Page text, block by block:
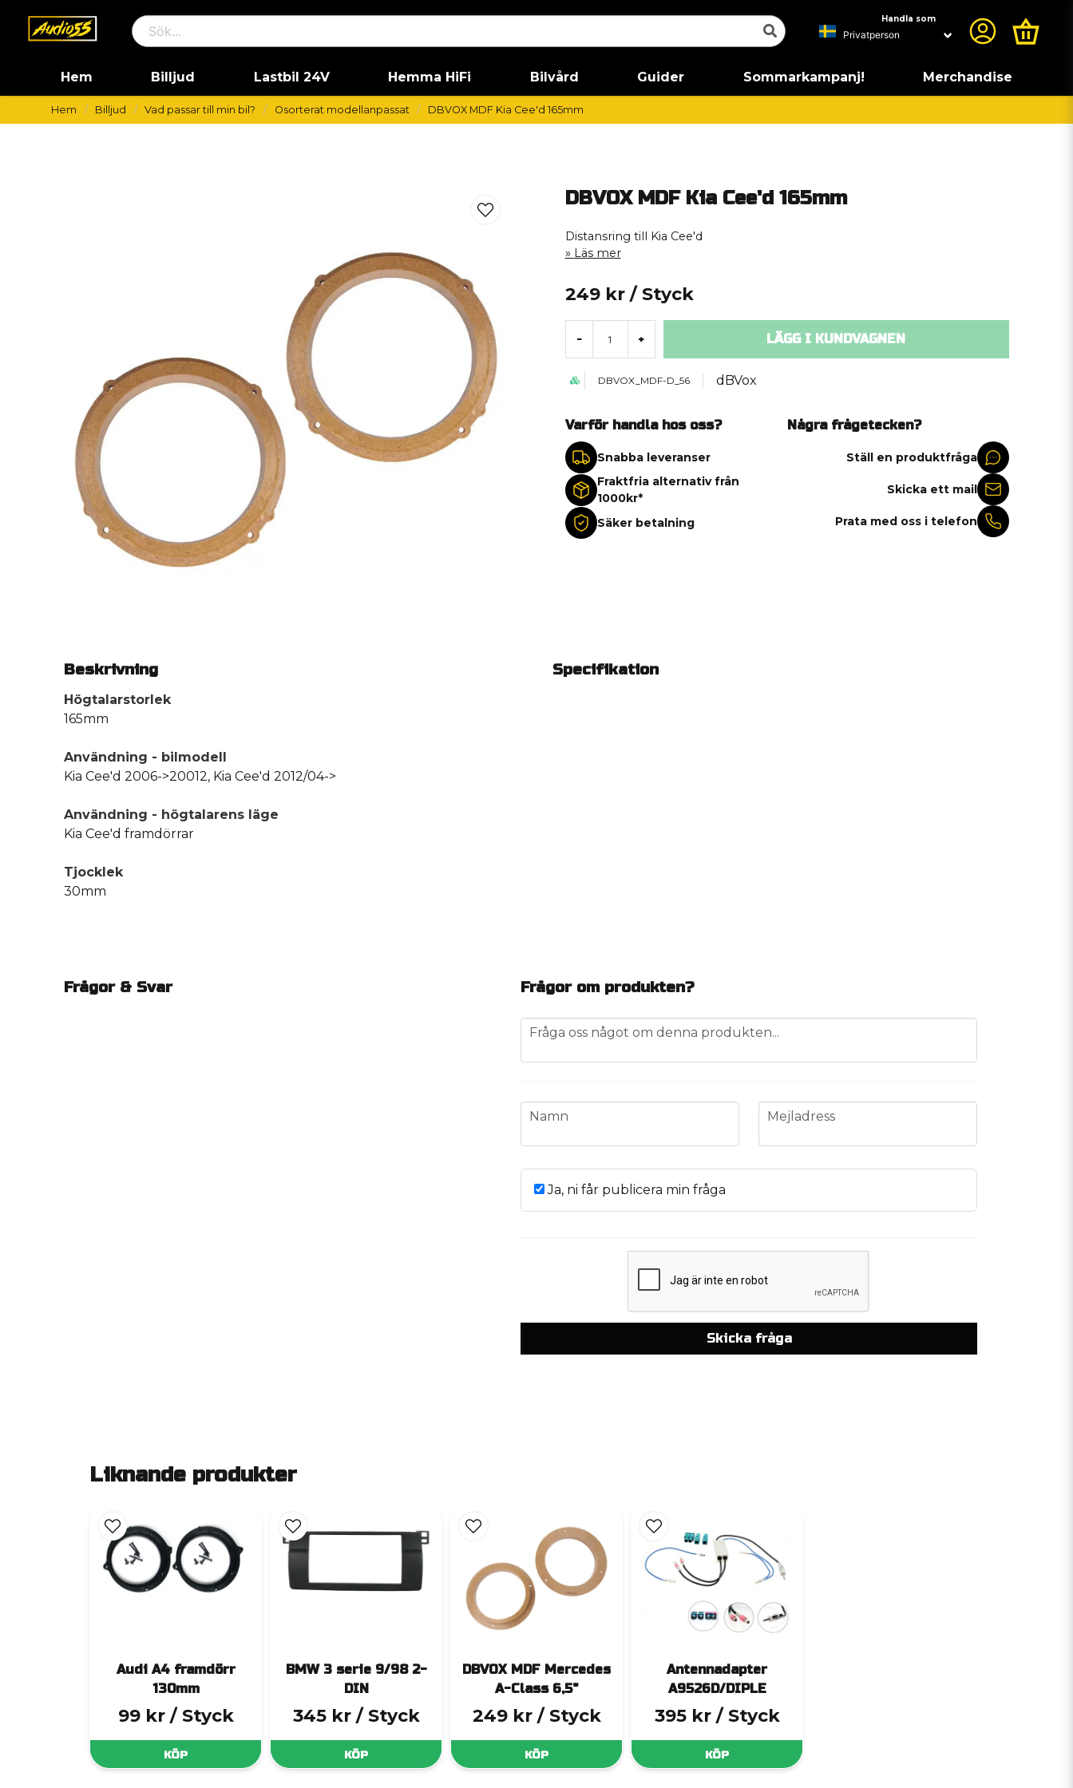
Handla som
Hem Billjud Lastbil 24V Hemma HiFi Bilvård Guider Sommarkampanj! Merchandise
Hem Billjud Vad passar till min bil? Osorterat modellanpassat DBVOX MDF Kia Cee'd 165mm
DBVOX MDF Kia Cee'd 165mm
Distansring till Kia Cee'd
Läs mer
249 kr / Styck
- + LÄGG I KUNDVAGNEN
DBVOX_MDF-D_56 dBVox
Varför handla hos oss?
Snabba leveranser
Fraktfria alternativ från
1000kr*
Säker betalning
Några frågetecken?
Ställ en produktfråga
Skicka ett mail
Prata med oss i telefon
Beskrivning
Högtalarstorlek
165mm
Användning - bilmodell
Kia Cee'd 2006->20012, Kia Cee'd 2012/04->
Användning - högtalarens läge
Kia Cee'd framdörrar
Tjocklek
30mm
Specifikation
Frågor & Svar Frågor om produkten?
question
Fråga oss något om denna produkten...
name
Namn email
Mejladress
Ja, ni får publicera min fråga
Skicka fråga
Liknande produkter
Audi A4 framdörr
130mm
99 kr / Styck
KÖP
BMW 3 serie 9/98 2-
DIN
345 kr / Styck
KÖP
DBVOX MDF Mercedes
A-Class 6,5"
249 kr / Styck
KÖP
Antennadapter
A9526D/DIPLE
395 kr / Styck
KÖP